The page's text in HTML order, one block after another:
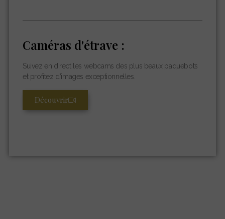
Caméras d'étrave :
Suivez en direct les webcams des plus beaux paquebots
et profitez d’images exceptionnelles.
Découvrir